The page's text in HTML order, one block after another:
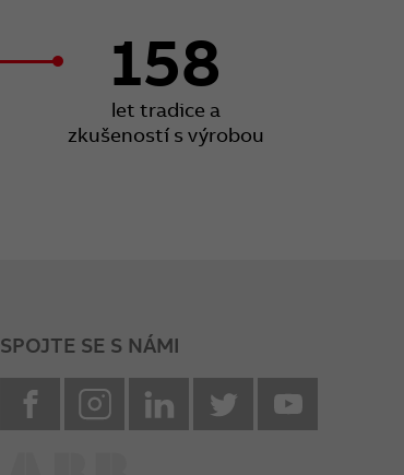
158
let tradice a
zkušeností s výrobou
SPOJTE SE S NÁMI
facebook instagramLinkedin twitter